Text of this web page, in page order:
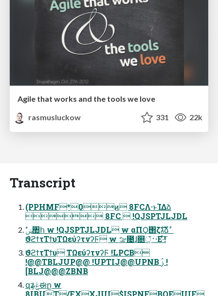
Agile that works and the tools we love
rasmusluckow
331 22k
Transcript
(PPHMF*0ͷ 8FCΛ·ͱΊΔձ
 8FC  !QJSPTJLJDL
ϑϩϯτΤϯυΤΩεύʔτνʔϜ w ࡢ೔ɺ௕ঁ͕࢈·Ε·ͨ͠!
ϑϩϯτΤϯυ ΤΩεύʔτνʔϜ !LPCB
!@@TBLJUP@@ !UPTIJ@@UPNB ࢲ !
[BLJ@@@ZBNB
զʑ͕ݟͨಈը w
8IBUT/FXXJUI$ISPNFBOEUIF